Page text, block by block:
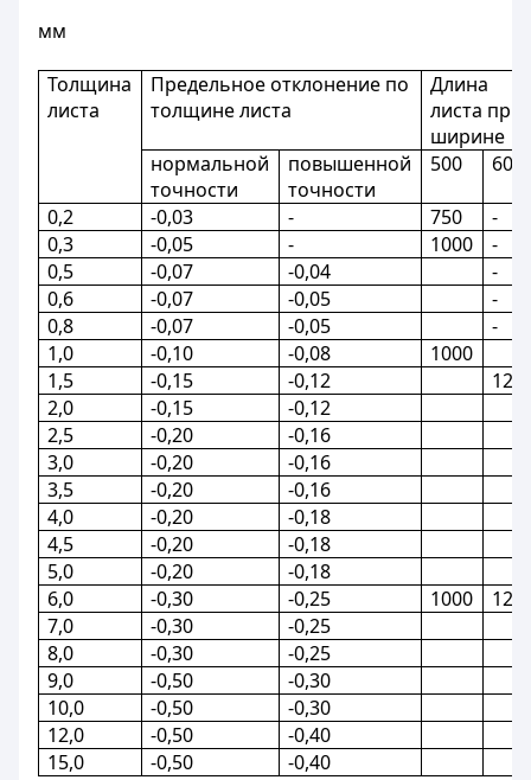
мм
Толщина
листа
Предельное отклонение по
толщине листа
Длина
листа при
ширине
нормальной
точности
повышенной
точности
500 600
0,2 -0,03 - 750
-
0,3
-0,05 - 1000
-
0,5
-0,07 -0,04
-
0,6
-0,07 -0,05
-
0,8
-0,07 -0,05
-
1,0
-0,10 -0,08
1000
1,5
-0,15 -0,12
2,0
-0,15
-0,12
2,5
-0,20
-0,16
3,0
-0,20
-0,16
3,5
-0,20
-0,16
4,0
-0,20
-0,18
4,5
-0,20
-0,18
5,0
-0,20
-0,18
6,0
-0,30 -0,25 1000
7,0
-0,30
-0,25
8,0
-0,30
-0,25
9,0
-0,50
-0,30
10,0
-0,50
-0,30
12,0
-0,50
-0,40
15,0
-0,50 -0,40